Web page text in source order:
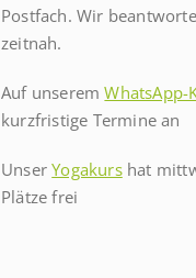
Postfach. Wir
zeitnah.
Auf unseremWhatsApp-
kurzfristige Termine an
UnserYogakurshat
Plätze frei